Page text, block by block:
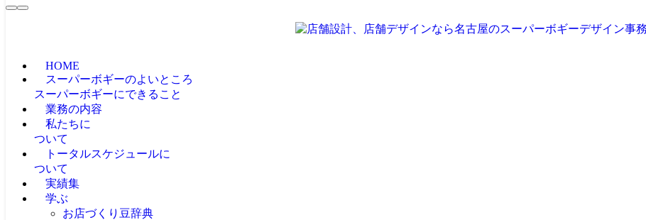
HOME
スーパーボギーのよいところ
スーパーボギーにできること
業務の内容
私たちに
ついて
トータルスケジュールに
ついて
実績集
学ぶ
お店づくり豆辞典